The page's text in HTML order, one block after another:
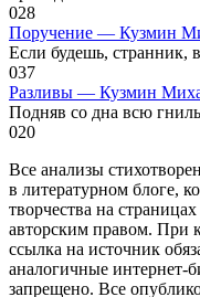
028
Поручение — Кузмин
Если будешь, странник,
037
Разливы — Кузмин
Подняв со дна всю
020
Все анализы
в литературном блоге,
творчества на
авторским правом. При
ссылка на источник
аналогичные интернет-
запрещено. Все